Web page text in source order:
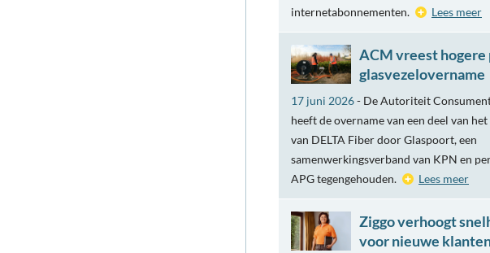
internetabonnementen.
Lees meer
ACM vreest hogere
glasvezelovername
17 juni 2026- De Autoriteit
heeft de overname van een deel van
van DELTA Fiber door Glaspoort, een
samenwerkingsverband van KPN en
APG tegengehouden.
Lees meer
Ziggo verhoogt
voor nieuwe